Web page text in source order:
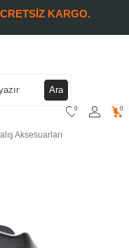
KARGO.
Ara
0 0
Aksesuarları